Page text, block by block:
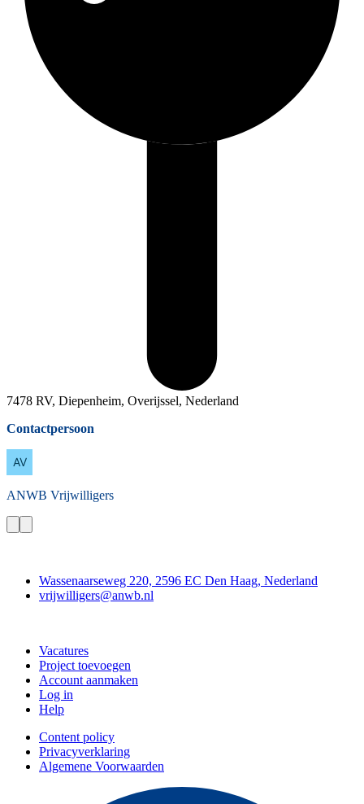
7478 RV, Diepenheim, Overijssel, Nederland
Contactpersoon
ANWB Vrijwilligers
Wassenaarseweg 220, 2596 EC Den Haag, Nederland
vrijwilligers@anwb.nl
Vacatures
Project toevoegen
Account aanmaken
Log in
Help
Content policy
Privacyverklaring
Algemene Voorwaarden